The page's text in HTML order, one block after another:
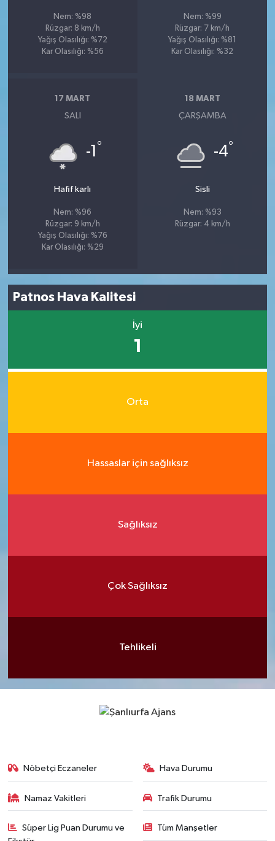
Nem: %98
Rüzgar: 8 km/h
Yağış Olasılığı: %72
Kar Olasılığı: %56
Nem: %99
Rüzgar: 7 km/h
Yağış Olasılığı: %81
Kar Olasılığı: %32
17 MART
SALI
-1 °
Hafif karlı
Nem: %96
Rüzgar: 9 km/h
Yağış Olasılığı: %76
Kar Olasılığı: %29
18 MART
ÇARŞAMBA
-4°
Sisli
Nem: %93
Rüzgar: 4 km/h
Patnos Hava Kalitesi
İyi
1
Orta
Hassaslar için sağlıksız
Sağlıksız
Çok Sağlıksız
Tehlikeli
Nöbetçi Eczaneler Hava Durumu
Namaz Vakitleri Trafik Durumu
Süper Lig Puan Durumu ve
Tüm Manşetler